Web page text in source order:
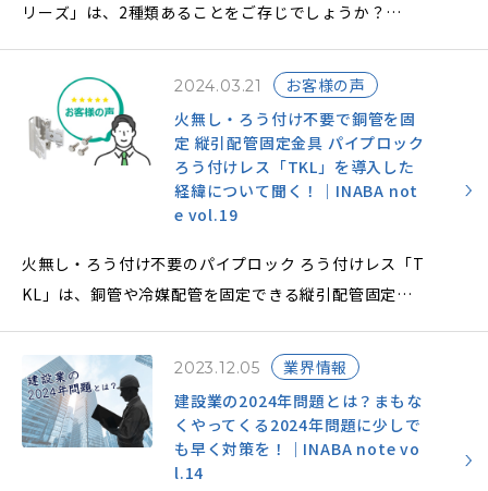
リーズ」は、2種類あることをご存じでしょうか？
（Package Air Conditionerの略PAC）で使用され、
設置場所や収納配管系統数などで使い分けができます。
2種類の配管化粧カバーの違いと特長、ラッキングにつ
いてご説明し、配管化粧カバーを設置するメリットにつ
2024.03.21
お客様の声
火無し・ろう付け不要で銅管を固
定 縦引配管固定金具 パイプロック
ろう付けレス「TKL」を導入した
経緯について聞く！｜INABA not
e vol.19
火無し・ろう付け不要のパイプロック ろう付けレス「T
KL」は、銅管や冷媒配管を固定できる縦引配管固定金
本事例では、実際に導入した現場でのメリットをお伺い
しました。
2023.12.05
業界情報
建設業の2024年問題とは？まもな
くやってくる2024年問題に少しで
も早く対策を！｜INABA note vo
l.14